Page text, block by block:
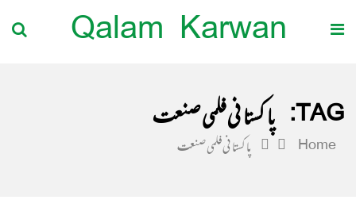
Qalam Karwan
TAG: پاکستانی فلمی صنعت
Home پاکستانی فلمی صنعت